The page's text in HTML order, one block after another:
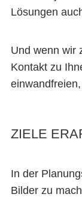
Lösungen
Und wenn wir
Kontakt zu
ZIELE
In der
Bilder zu